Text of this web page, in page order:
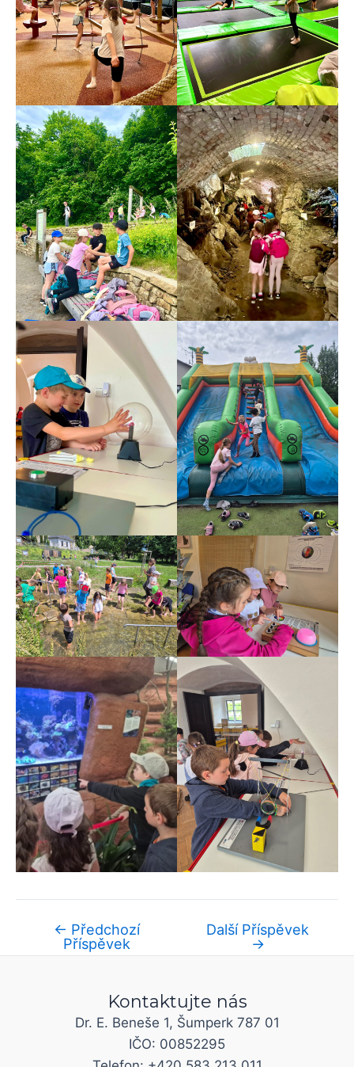
← Předchozí
Příspěvek
Další Příspěvek
→
Kontaktujte nás
Dr. E. Beneše 1, Šumperk 787 01
IČO: 00852295